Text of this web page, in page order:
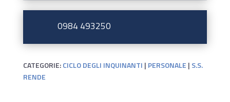
0984 493250
CATEGORIE:CICLO DEGLI INQUINANTI | PERSONALE | S.S.
RENDE